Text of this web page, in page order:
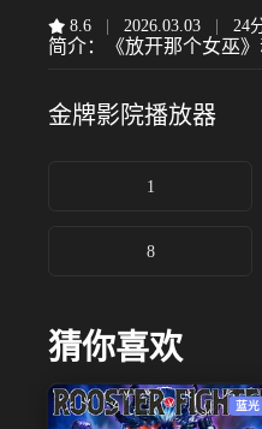
8.6 2026.03.03 24
简介： 《放开那个女巫
金牌影院播放器
1
8
猜你喜欢
蓝光